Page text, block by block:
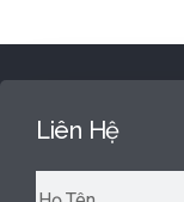
Liên Hệ